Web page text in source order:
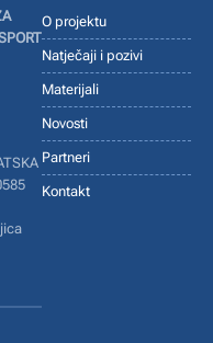
O projektu
Natječaji i pozivi
Materijali
Novosti
Partneri
Kontakt